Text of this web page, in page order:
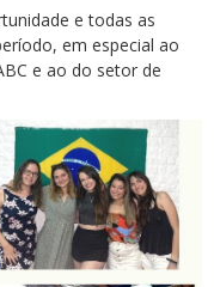
e todas as
em especial ao
e ao do setor de